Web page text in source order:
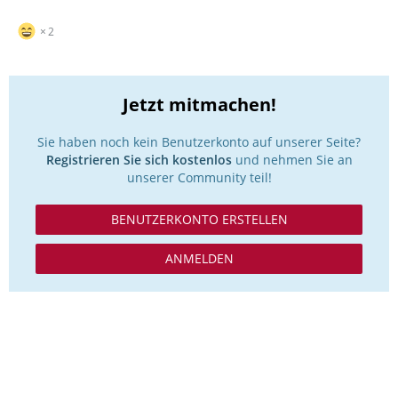
2
Jetzt mitmachen!
Sie haben noch kein Benutzerkonto auf unserer Seite?
Registrieren Sie sich kostenlosund nehmen Sie an
unserer Community teil!
BENUTZERKONTO ERSTELLEN
ANMELDEN